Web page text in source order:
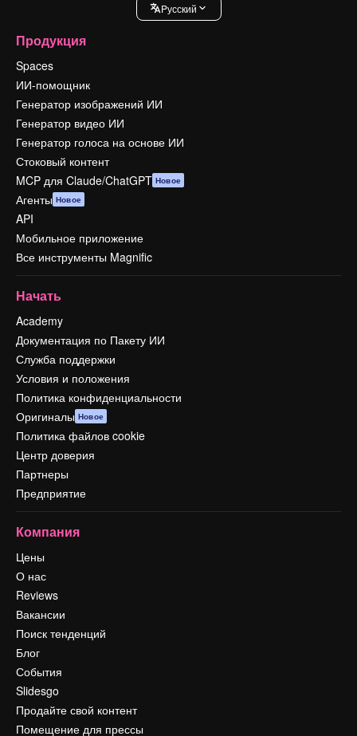
Pусский
Продукция
Spaces
ИИ-помощник
Генератор изображений ИИ
Генератор видео ИИ
Генератор голоса на основе ИИ
Стоковый контент
MCP для Claude/ChatGPT Новое
Агенты Новое
API
Мобильное приложение
Все инструменты Magnific
Начать
Academy
Документация по Пакету ИИ
Служба поддержки
Условия и положения
Политика конфиденциальности
Оригиналы Новое
Политика файлов cookie
Центр доверия
Партнеры
Предприятие
Компания
Цены
О нас
Reviews
Вакансии
Поиск тенденций
Блог
События
Slidesgo
Продайте свой контент
Помещение для прессы